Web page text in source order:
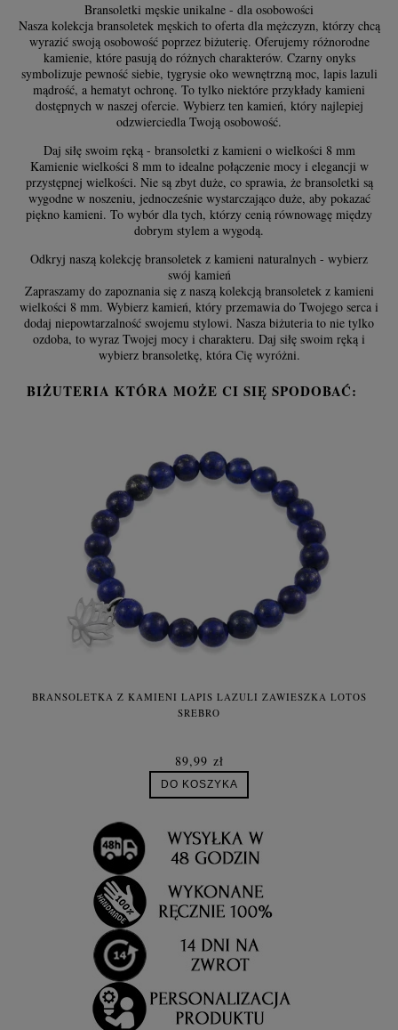
Bransoletki męskie unikalne - dla osobowości
Nasza kolekcja bransoletek męskich to oferta dla mężczyzn, którzy chcą
wyrazić swoją osobowość poprzez biżuterię. Oferujemy różnorodne
kamienie, które pasują do różnych charakterów. Czarny onyks
symbolizuje pewność siebie, tygrysie oko wewnętrzną moc, lapis lazuli
mądrość, a hematyt ochronę. To tylko niektóre przykłady kamieni
dostępnych w naszej ofercie. Wybierz ten kamień, który najlepiej
odzwierciedla Twoją osobowość.
Daj siłę swoim ręką - bransoletki z kamieni o wielkości 8 mm
Kamienie wielkości 8 mm to idealne połączenie mocy i elegancji w
przystępnej wielkości. Nie są zbyt duże, co sprawia, że bransoletki są
wygodne w noszeniu, jednocześnie wystarczająco duże, aby pokazać
piękno kamieni. To wybór dla tych, którzy cenią równowagę między
dobrym stylem a wygodą.
Odkryj naszą kolekcję bransoletek z kamieni naturalnych - wybierz
swój kamień
Zapraszamy do zapoznania się z naszą kolekcją bransoletek z kamieni
wielkości 8 mm. Wybierz kamień, który przemawia do Twojego serca i
dodaj niepowtarzalność swojemu stylowi. Nasza biżuteria to nie tylko
ozdoba, to wyraz Twojej mocy i charakteru. Daj siłę swoim ręką i
wybierz bransoletkę, która Cię wyróżni.
BIŻUTERIA KTÓRA MOŻE CI SIĘ SPODOBAĆ:
BRANSOLETKA Z KAMIENI LAPIS LAZULI ZAWIESZKA LOTOS
SREBRO
89,99 zł
DO KOSZYKA